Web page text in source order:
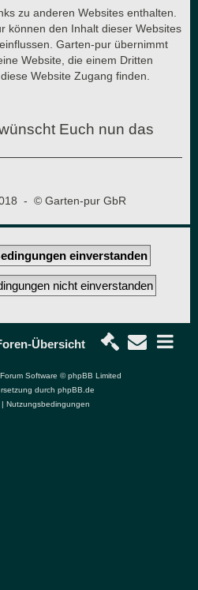
zu anderen Websites enthalten.
können den Inhalt dieser Websites
Garten-pur übernimmt
Website, die einem Dritten
Website Zugang finden.
Euch nun das
- © Garten-pur GbR
Übersicht
Software © phpBB Limited
durch phpBB.de
Nutzungsbedingungen